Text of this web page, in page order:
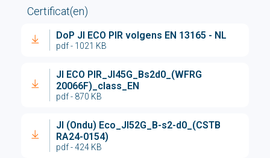
Certificat(en)
DoP JI ECO PIR volgens EN 13165 - NL
pdf - 1021 KB
JI ECO PIR_JI45G_Bs2d0_(WFRG
20066F)_class_EN
pdf - 870 KB
JI (Ondu) Eco_JI52G_B-s2-d0_(CSTB
RA24-0154)
pdf - 424 KB